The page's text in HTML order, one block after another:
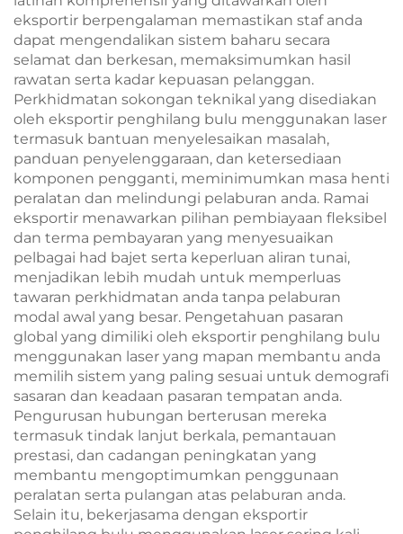
eksportir berpengalaman memastikan staf anda
dapat mengendalikan sistem baharu secara
selamat dan berkesan, memaksimumkan hasil
rawatan serta kadar kepuasan pelanggan.
Perkhidmatan sokongan teknikal yang disediakan
oleh eksportir penghilang bulu menggunakan laser
termasuk bantuan menyelesaikan masalah,
panduan penyelenggaraan, dan ketersediaan
komponen pengganti, meminimumkan masa henti
peralatan dan melindungi pelaburan anda. Ramai
eksportir menawarkan pilihan pembiayaan fleksibel
dan terma pembayaran yang menyesuaikan
pelbagai had bajet serta keperluan aliran tunai,
menjadikan lebih mudah untuk memperluas
tawaran perkhidmatan anda tanpa pelaburan
modal awal yang besar. Pengetahuan pasaran
global yang dimiliki oleh eksportir penghilang bulu
menggunakan laser yang mapan membantu anda
memilih sistem yang paling sesuai untuk demografi
sasaran dan keadaan pasaran tempatan anda.
Pengurusan hubungan berterusan mereka
termasuk tindak lanjut berkala, pemantauan
prestasi, dan cadangan peningkatan yang
membantu mengoptimumkan penggunaan
peralatan serta pulangan atas pelaburan anda.
Selain itu, bekerjasama dengan eksportir